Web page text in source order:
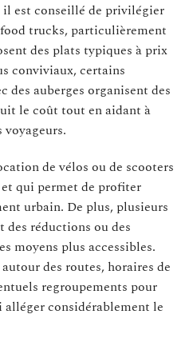
est conseillé de privilégier
trucks, particulièrement
des plats typiques à prix
conviviaux, certains
des auberges organisent des
le coût tout en aidant à
voyageurs.
de vélos ou de scooters
qui permet de profiter
urbain. De plus, plusieurs
réductions ou des
moyens plus accessibles.
des routes, horaires de
regroupements pour
alléger considérablement le